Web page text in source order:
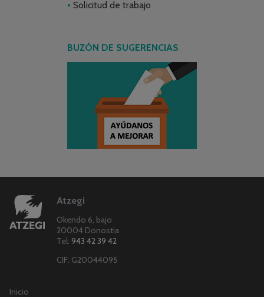
Solicitud de trabajo
BUZÓN DE SUGERENCIAS
Atzegi
Okendo 6, bajo
20004 Donostia
Tel: 943 42 39 42
CIF: G20044095
Inicio